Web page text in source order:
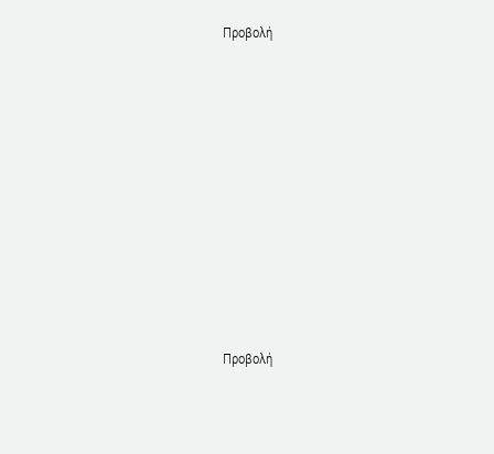
Προβολή
Προβολή